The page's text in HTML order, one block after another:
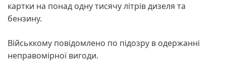
картки на понад одну тисячу літрів дизеля та
бензину.
Військкому повідомлено по підозру в одержанні
неправомірної вигоди.